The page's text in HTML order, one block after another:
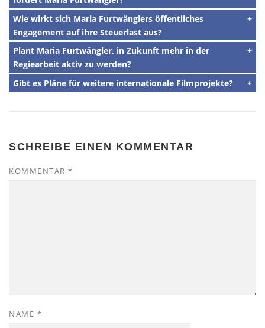
Wie wirkt sich Maria Furtwänglers öffentliches
Engagement auf ihre Steuerlast aus?
Plant Maria Furtwängler, in Zukunft mehr in der
Regiearbeit aktiv zu werden?
Gibt es Pläne für weitere internationale Filmprojekte?
SCHREIBE EINEN KOMMENTAR
KOMMENTAR *
NAME *